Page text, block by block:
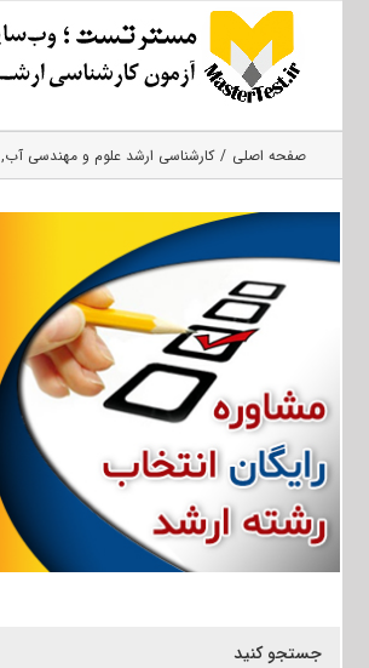
صفحه اصلی کارشناسی ارشد علوم و مهندسی آب
جستجو کنید